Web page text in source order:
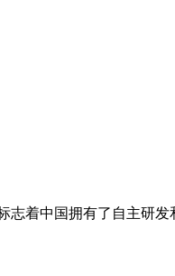
着中国拥有了自主研发